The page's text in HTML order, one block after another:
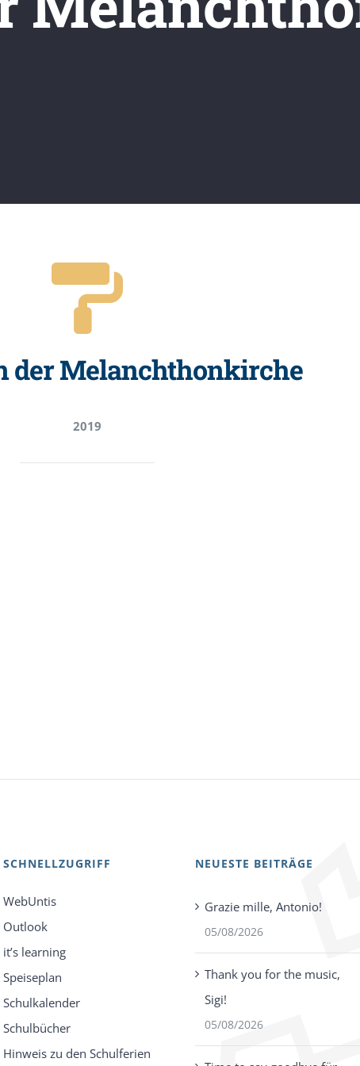
der Melanchthonkirche
2019
SCHNELLZUGRIFF
WebUntis
Outlook
it’s learning
Speiseplan
Schulkalender
Schulbücher
Hinweis zu den Schulferien
NEUESTE BEITRÄGE
Grazie mille, Antonio!
05/08/2026
Thank you for the music,
Sigi!
05/08/2026